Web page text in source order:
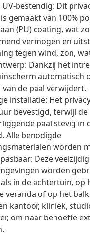
UV-bestendig: Dit
gemaakt van 100%
(PU) coating, wat
vermogen en
tegen wind, zon,
Dankzij het
automatisch
van de paal verwijdert.
installatie: Het
bevestigd, terwijl de
paal stevig in
Alle benodigde
worden
Deze
worden
in de achtertuin, op
veranda of op het
kantoor, kliniek,
om naar behoefte